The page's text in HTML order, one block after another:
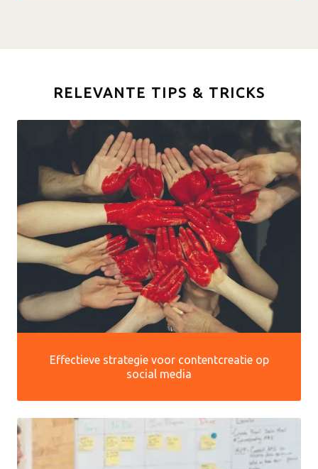
RELEVANTE TIPS & TRICKS
Effectieve strategie voor contentcreatie op
social media